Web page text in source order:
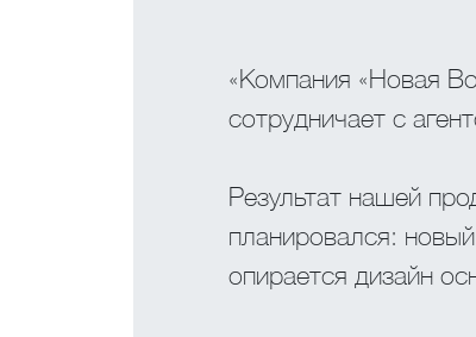
«Компания «Новая
сотрудничает с
Результат нашей
планировался: новый
опирается дизайн